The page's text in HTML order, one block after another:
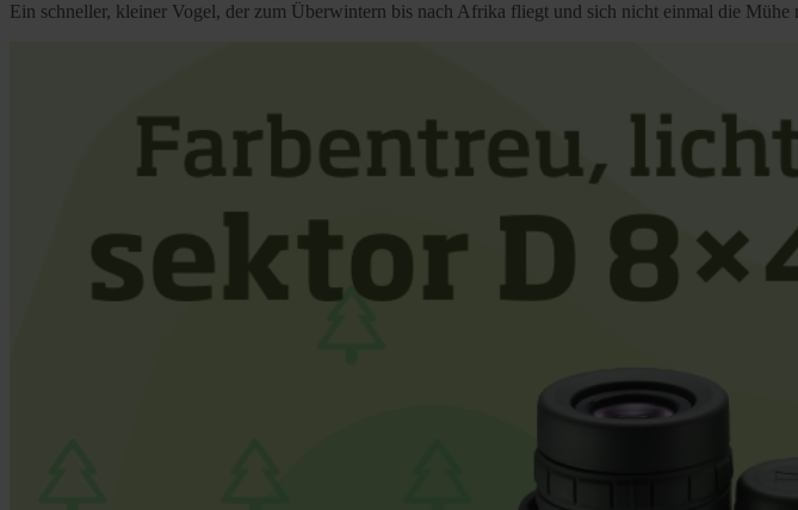
Ein schneller, kleiner Vogel, der zum Überwintern bis nach Afrika fliegt und sich nicht einmal die Mühe